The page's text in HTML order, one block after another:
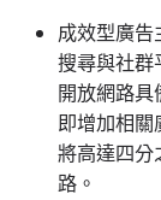
成效型廣告
搜尋與社群
開放網路具
即增加相關
將高達四分
路。